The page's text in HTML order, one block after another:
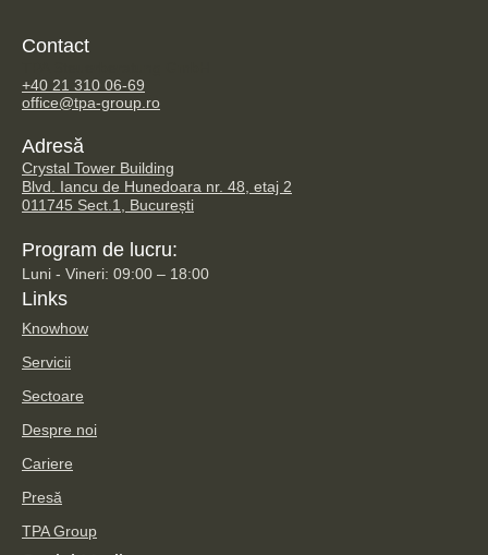
Contact
+40 21 310 06-69
office@tpa-group.ro
Adresă
Crystal Tower Building
Blvd. Iancu de Hunedoara nr. 48, etaj 2
011745 Sect.1, București
Program de lucru:
Luni - Vineri: 09:00 – 18:00
Links
Knowhow
Servicii
Sectoare
Despre noi
Cariere
Presă
TPA Group